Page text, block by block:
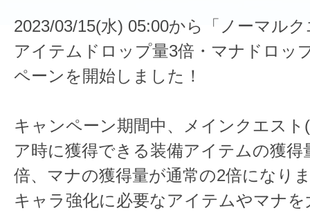
2023/03/15(水) 05:00から「ノーマル
アイテムドロップ量3倍・マナドロッ
ペーンを開始しました！
キャンペーン期間中、メインクエスト
ア時に獲得できる装備アイテムの獲得
倍、マナの獲得量が通常の2倍になり
キャラ強化に必要なアイテムやマナ